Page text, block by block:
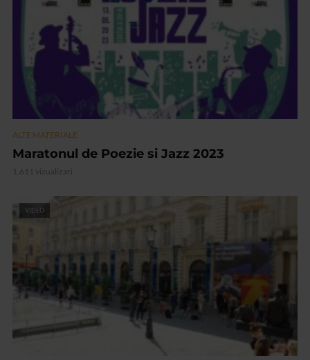
ALTE MATERIALE
Maratonul de Poezie si Jazz 2023
1.611 vizualizari
VIDEO